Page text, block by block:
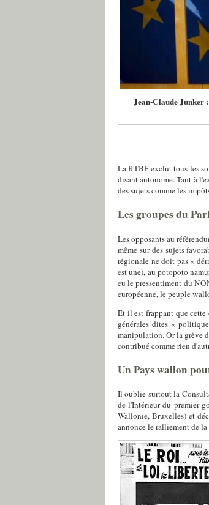
Jean-Claude Junker
La RTBF exclut tous les
disant autonome. Tant à
des sujets comme les
Les groupes du
Les opposants au
même sur des sujets
régionale ne doit pas «
est une), au potopoto
eu le pressentiment du
européenne, le peuple
Et il est frappant que cette
générales dites «
manipulation. Or la grève
contribué comme rien
Un Pays wallon
Il oublie surtout la
de l'Intérieur du premier
Wallonie, Bruxelles) et
annonce le ralliement de